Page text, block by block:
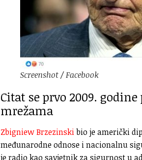
Screenshot / Facebook
Citat se prvo 2009.
mrežama
Zbigniew Brzezinskibio je američki
međunarodne odnose i nacionalnu
je radio kao savjetnik za sigurnost u